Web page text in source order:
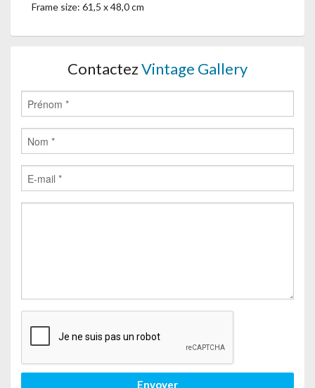
Frame size: 61,5 x 48,0 cm
ContactezVintage Gallery
Envoyer